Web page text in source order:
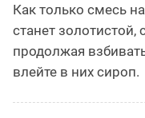
Как только смесь
станет
продолжая
влейте в них сироп.